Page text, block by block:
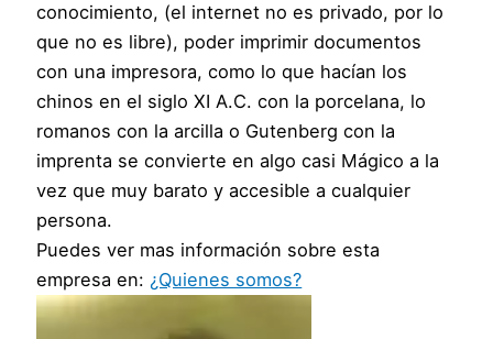
conocimiento, (el internet no es privado, por lo
que no es libre), poder imprimir documentos
con una impresora, como lo que hacían los
chinos en el siglo XI A.C. con la porcelana, lo
romanos con la arcilla o Gutenberg con la
imprenta se convierte en algo casi Mágico a la
vez que muy barato y accesible a cualquier
persona.
Puedes ver mas información sobre esta
empresa en: ¿Quienes somos?